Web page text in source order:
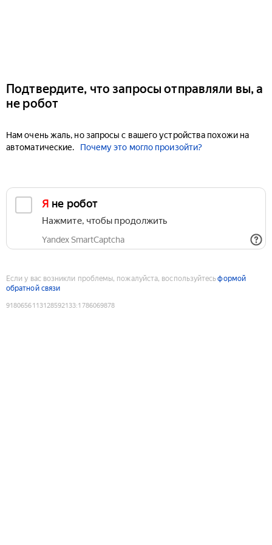
Подтвердите, что запросы отправляли вы, а
не робот
Нам очень жаль, но запросы с вашего устройства похожи на
автоматические.
Почему это могло произойти?
Я не робот
Нажмите, чтобы продолжить
Yandex SmartCaptcha
Если у вас возникли проблемы, пожалуйста, воспользуйтесьформой
обратной связи
9180656113128592133:1786069878